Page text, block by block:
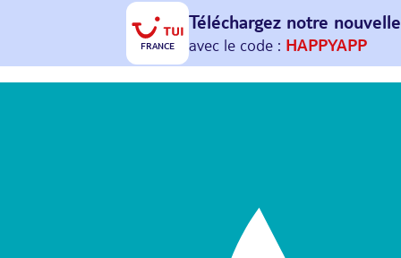
FRANCE
Téléchargez notre nouvelle
Et profitez de 30€ offerts*
avec le code :HAPPYAPP